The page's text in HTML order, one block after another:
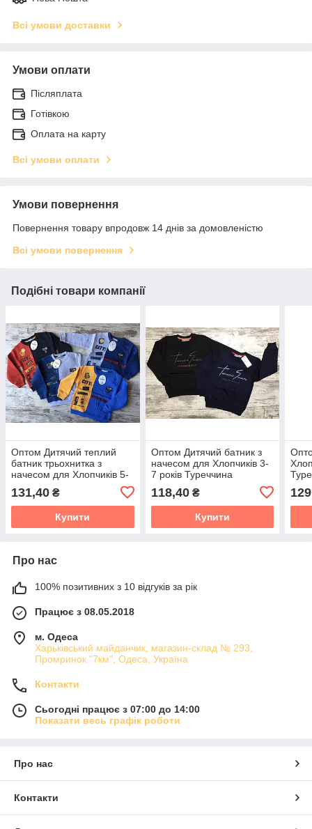
Всі умови доставки
Умови оплати
Післяплата
Готівкою
Оплата на карту
Всі умови оплати
Умови повернення
Повернення товару впродовж 14 днів за домовленістю
Всі умови повернення
Подібні товари компанії
Оптом Дитячий теплий
батник трьохнитка з
начесом для Хлопчиків 5-
131,40 ₴
Купити
Оптом Дитячий батник з
начесом для Хлопчиків 3-
7 років Туреччина
118,40₴
Купити
Про нас
100% позитивних з 10 відгуків за рік
Працює з 08.05.2018
м. Одеса
Харьківський майданчик, магазин-склад № 293,
Промринок "7км", Одеса, Україна
Контакти
Сьогодні працює з 07:00 до 14:00
Показати весь графік роботи
Про нас
Контакти